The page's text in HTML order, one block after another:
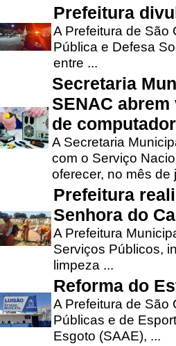
Prefeitura
A Prefeitura de São
Pública e Defesa
entre ...
Secretaria
SENAC
de
A Secretaria
com o Serviço
oferecer, no mês de
Prefeitura
Senhora do
A Prefeitura
Serviços Públicos,
limpeza ...
Reforma do
A Prefeitura de São
Públicas e de
Esgoto (SAAE), ...